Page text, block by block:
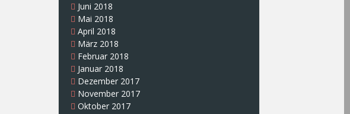
Juni 2018
Mai 2018
April 2018
März 2018
Februar 2018
Januar 2018
Dezember 2017
November 2017
Oktober 2017